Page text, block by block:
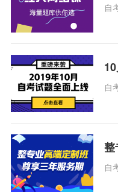
自
自
整
自